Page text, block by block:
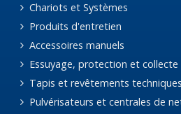
Chariots et Systèmes
Produits d'entretien
Accessoires manuels
Essuyage, protection et
Tapis et revêtements techniques
Pulvérisateurs et centrales de